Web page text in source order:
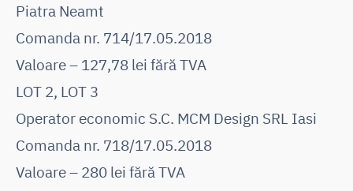
Piatra Neamt
Comanda nr. 714/17.05.2018
Valoare – 127,78 lei fără TVA
LOT 2, LOT 3
Operator economic S.C. MCM Design SRL Iasi
Comanda nr. 718/17.05.2018
Valoare – 280 lei fără TVA